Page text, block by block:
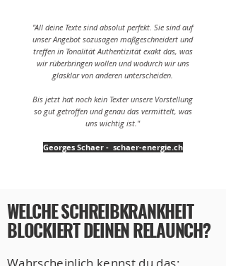
"All deine Texte sind absolut perfekt. Sie sind auf
unser Angebot sozusagen maßgeschneidert und
treffen in Tonalität Authentizität exakt das, was
wir rüberbringen wollen und wodurch wir uns
glasklar von anderen unterscheiden.
Bis jetzt hat noch kein Texter unsere Vorstellung
so gut getroffen und genau das vermittelt, was
uns wichtig ist."
Georges Schaer - schaer-energie.ch
WELCHE SCHREIBKRANKHEIT
BLOCKIERT DEINEN RELAUNCH?